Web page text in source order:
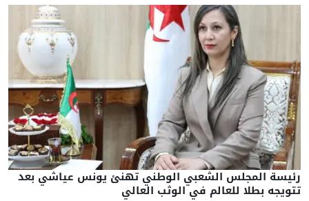
رئيسة المجلس الشعبي الوطني تهنئ يونس عياشي بعد
تتويجه بطلا للعالم في الوثب العالي